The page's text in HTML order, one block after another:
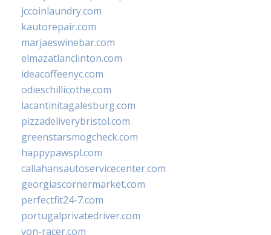
jccoinlaundry.com
kautorepair.com
marjaeswinebar.com
elmazatlanclinton.com
ideacoffeenyc.com
odieschillicothe.com
lacantinitagalesburg.com
pizzadeliverybristol.com
greenstarsmogcheck.com
happypawspl.com
callahansautoservicecenter.com
georgiascornermarket.com
perfectfit24-7.com
portugalprivatedriver.com
von-racer.com